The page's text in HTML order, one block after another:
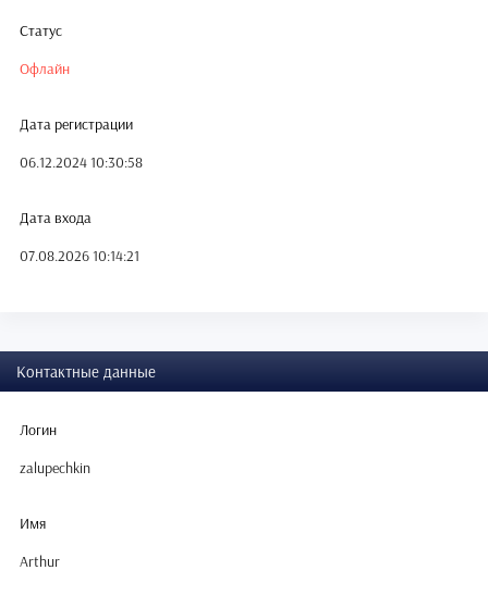
Статус
Офлайн
Дата регистрации
06.12.2024 10:30:58
Дата входа
07.08.2026 10:14:21
Контактные данные
Логин
zalupechkin
Имя
Arthur